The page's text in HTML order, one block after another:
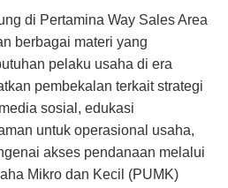
di Pertamina Way Sales Area
berbagai materi yang
pelaku usaha di era
pembekalan terkait strategi
sosial, edukasi
untuk operasional usaha,
akses pendanaan melalui
Mikro dan Kecil (PUMK)